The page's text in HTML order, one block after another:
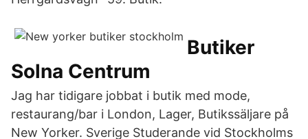
Butiker
Solna Centrum
Jag har tidigare jobbat i butik med mode,
restaurang/bar i London, Lager, Butikssäljare på
New Yorker. Sverige Studerande vid Stockholms